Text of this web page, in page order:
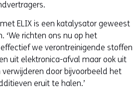
)
(
v
e
r
e
s
t
e
ELIX is een katalysator geweest
‘We richten ons nu op het
we verontreinigende stoffen
uit elektronica-afval maar ook uit
verwijderen door bijvoorbeeld het
eruit te halen.’